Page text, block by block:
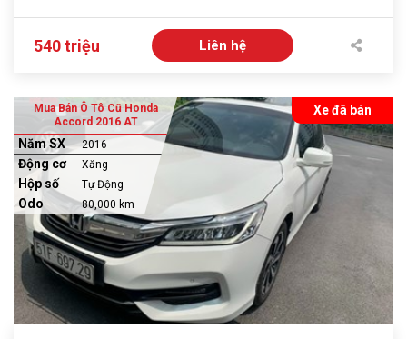
540 triệu Liên hệ
Xe đã bán
Mua Bán Ô Tô Cũ Honda
Accord 2016 AT
Năm SX 2016
Động cơ Xăng
Hộp số Tự Động
Odo 80,000 km